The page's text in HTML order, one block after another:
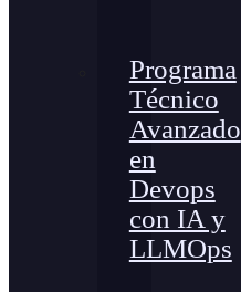
Programa
Técnico
Avanzado
en
Devops
con IA y
LLMOps